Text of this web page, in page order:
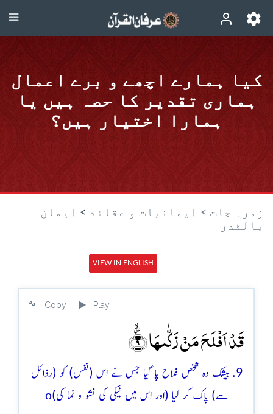
کیا ہمارے اچھے و برے اعمال
ہماری تقدیر کا حصہ ہیں یا
ہمارا اختیار ہیں؟
زمرہ جات > ایمانیات و عقائد > ایمان
بالقدر
VIEW IN ENGLISH
Play
Copy
قَدۡ اَفۡلَحَ مَنۡ زَکّٰىہَا ۪ۙ﴿۹﴾
9. بیشک وہ شخص فلاح پا گیا جس نے اس (نفس) کو (رذائل
سے) پاک کر لیا (اور اس میں نیکی کی نشو و نما کی)o